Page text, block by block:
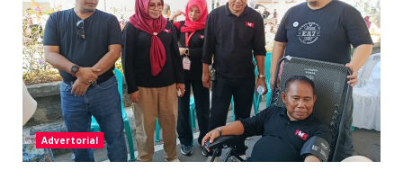
Advertorial